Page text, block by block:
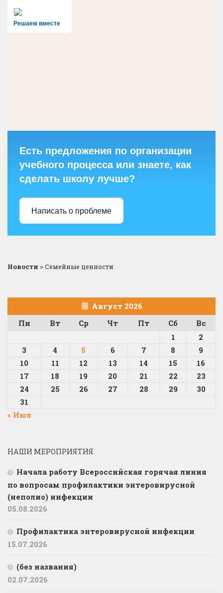
Решаем вместе
Есть предложения по организации
учебного процесса или знаете, как
сделать школу лучше?
Написать о проблеме
Новости >Семейные ценности
Август 2026
Пн
Вт Ср Чт Пт Сб
Вс
1
2
3
4 5 6 7 8
9
10
11 12 13 14 15
16
17
18 19 20 21 22
23
24
25 26 27 28 29
30
31
« Июл
НАШИ МЕРОПРИЯТИЯ
Начала работу Всероссийская горячая линия
по вопросам профилактики энтеровирусной
(неполио) инфекции
05.08.2026
Профилактика энтеровирусной инфекции
15.07.2026
(без названия)
02.07.2026